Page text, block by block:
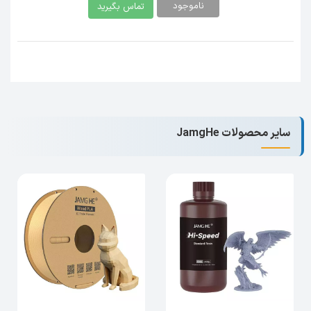
فیلامنت TPU-95 جمقه از پلی‌یورتان
ترموپلاستیک ساخته شده است که علاوه بر
عالی بین لایه‌ها است که باعث می‌شود چاپ‌ها
با کیفیت بالا و بدون حباب انجام شوند. این
ویژگی به بهبود کیفیت قطعات نهایی و دوام
آنها کمک می‌کند.
سازگاری با اکثر چاپگرهای سه‌بعدی
ناموجود تماس بگیرید
سایر محصولات JamgHe